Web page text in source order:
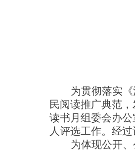
为贯彻落实
民阅读推广典范
读书月组委会办
人评选工作。经
为体现公开